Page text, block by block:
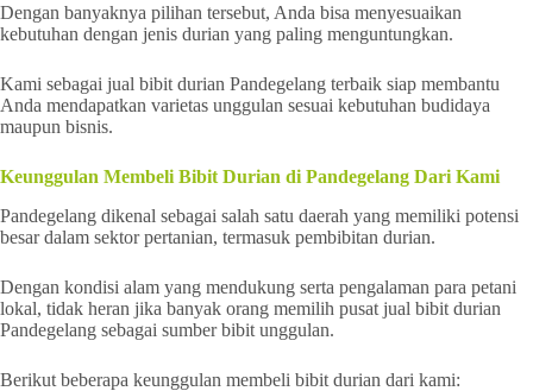
Dengan banyaknya pilihan tersebut, Anda bisa menyesuaikan
kebutuhan dengan jenis durian yang paling menguntungkan.
Kami sebagai jual bibit durian Pandegelang terbaik siap membantu
Anda mendapatkan varietas unggulan sesuai kebutuhan budidaya
maupun bisnis.
Keunggulan Membeli Bibit Durian di Pandegelang Dari Kami
Pandegelang dikenal sebagai salah satu daerah yang memiliki potensi
besar dalam sektor pertanian, termasuk pembibitan durian.
Dengan kondisi alam yang mendukung serta pengalaman para petani
lokal, tidak heran jika banyak orang memilih pusat jual bibit durian
Pandegelang sebagai sumber bibit unggulan.
Berikut beberapa keunggulan membeli bibit durian dari kami: